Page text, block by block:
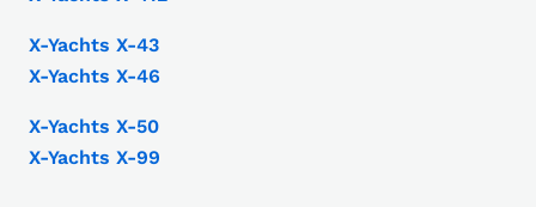
X-Yachts X-43
X-Yachts X-46
X-Yachts X-50
X-Yachts X-99